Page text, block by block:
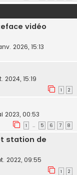
vidéo
2026, 15:13
2024, 15:19
1 2
2023, 00:53
1 … 5 6 7 8
station de
2022, 09:55
1 2